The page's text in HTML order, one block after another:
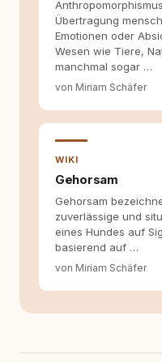
Übertragung
Emotionen oder
Wesen wie Tiere,
manchmal sogar …
von Miriam Schäfer
WIKI
Gehorsam
Gehorsam
zuverlässige und
eines Hundes auf
basierend auf …
von Miriam Schäfer